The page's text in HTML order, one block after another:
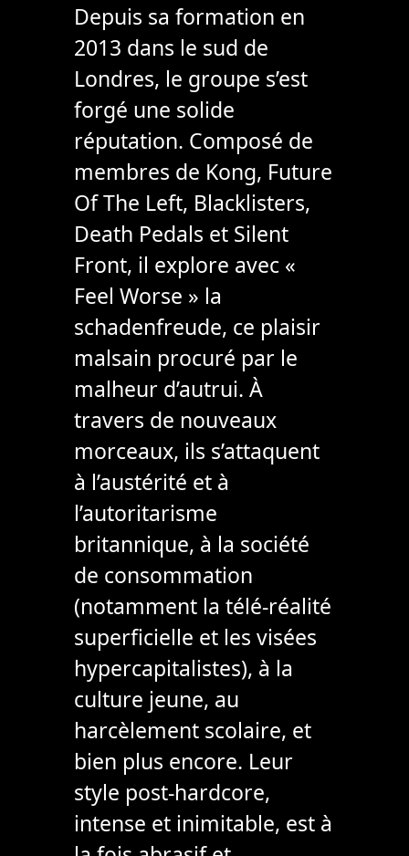
Depuis sa formation en
2013 dans le sud de
Londres, le groupe s’est
forgé une solide
réputation. Composé de
membres de Kong, Future
Of The Left, Blacklisters,
Death Pedals et Silent
Front, il explore avec «
Feel Worse » la
schadenfreude, ce plaisir
malsain procuré par le
malheur d’autrui. À
travers de nouveaux
morceaux, ils s’attaquent
à l’austérité et à
l’autoritarisme
britannique, à la société
de consommation
(notamment la télé-réalité
superficielle et les visées
hypercapitalistes), à la
culture jeune, au
harcèlement scolaire, et
bien plus encore. Leur
style post-hardcore,
intense et inimitable, est à